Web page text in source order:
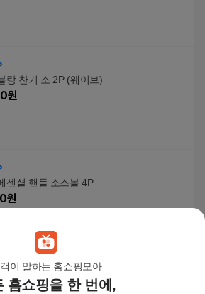
이 말하는 홈쇼핑모아
홈쇼핑을 한 번에,
랑 찬기 소 2P (웨이브)
원
센셜 핸들 소스볼 4P
원
리벨 공기 4P (2color)